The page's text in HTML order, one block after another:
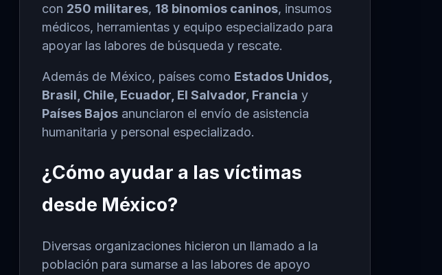
con 250 militares, 18 binomios caninos, insumos
médicos, herramientas y equipo especializado para
apoyar las labores de búsqueda y rescate.
Además de México, países como Estados Unidos,
Brasil, Chile, Ecuador, El Salvador, Francia y
Países Bajos anunciaron el envío de asistencia
humanitaria y personal especializado.
¿Cómo ayudar a las víctimas
desde México?
Diversas organizaciones hicieron un llamado a la
población para sumarse a las labores de apoyo